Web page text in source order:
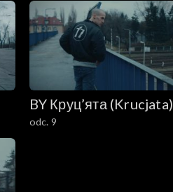
BY Круц’ята (Krucjata)
odc. 9